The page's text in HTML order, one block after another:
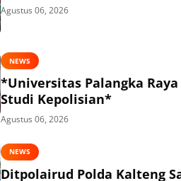
Agustus 06, 2026
NEWS
*Universitas Palangka
Studi Kepolisian*
Agustus 06, 2026
NEWS
Ditpolairud Polda Kalteng